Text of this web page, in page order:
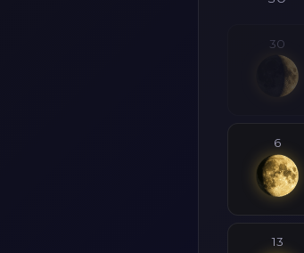
30
6
13